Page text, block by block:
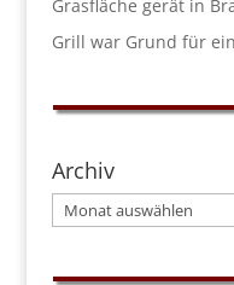
Grasfläche gerät in
Grill war Grund für
Archiv
Archiv